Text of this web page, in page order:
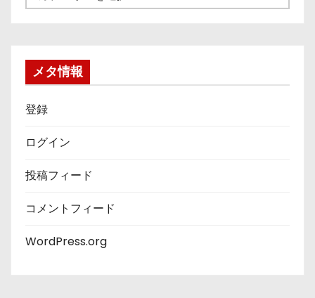
テ
メタ情報
登録
ログイン
投稿フィード
コメントフィード
WordPress.org